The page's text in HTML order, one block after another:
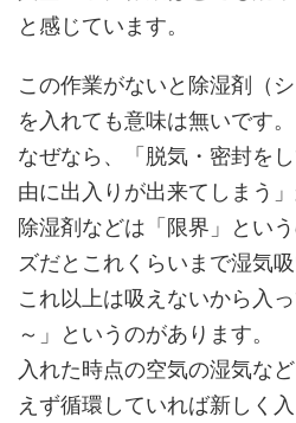
と感じています。
この作業がないと除湿剤（
を入れても意味は無いです。
なぜなら、「脱気・密封を
由に出入りが出来てしまう」
除湿剤などは「限界」とい
ズだとこれくらいまで湿気
これ以上は吸えないから入
～」というのがあります。
入れた時点の空気の湿気な
えず循環していれば新しく